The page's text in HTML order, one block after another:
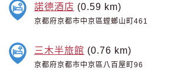
諾德酒店 (0.59 km)
京都府京都市中京區螳螂山町461
三木半旅館 (0.76 km)
京都府京都市中京區八百屋町96